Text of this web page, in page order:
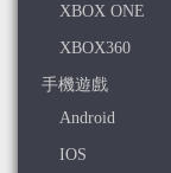
XBOX ONE
XBOX360
手機遊戲
Android
IOS